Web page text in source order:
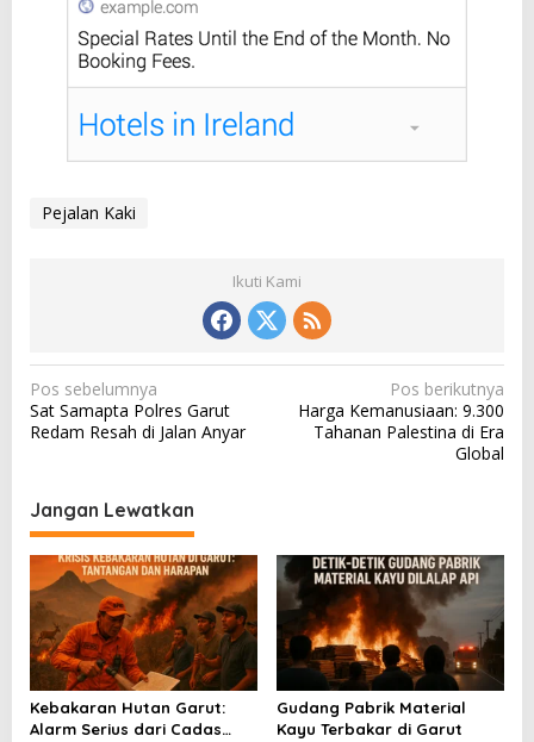
Pejalan Kaki
Ikuti Kami
N
a
g
a
s
i
p
o
s
Pos sebelumnya
Sat Samapta Polres Garut
Redam Resah di Jalan Anyar
Pos berikutnya
Harga Kemanusiaan: 9.300
Tahanan Palestina di Era
Global
Jangan Lewatkan
Kebakaran Hutan Garut:
Alarm Serius dari Cadas
Gudang Pabrik Material
Kayu Terbakar di Garut